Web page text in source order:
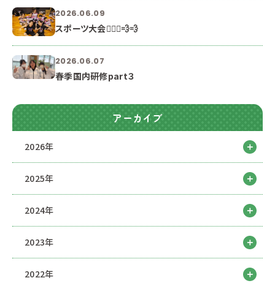
2026.06.09
スポーツ大会🏃🏻‍♀️💨💨
2026.06.07
春季国内研修part３
アーカイブ
2026年
2025年
2024年
2023年
2022年